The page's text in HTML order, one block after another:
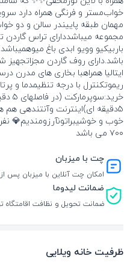
خواب‌مستر و فرنگی همراه دارد
مهمان طبقه پاییندر سالن و دو
باربیکیو وویو ابدی باغ
باشد.دارای روف گاردن مجزاتجهیز
ایتالیا همراهبا بخاری های مدرن
ریموتکنترل با درجه تنظیمدما و
۵دقیقه ای)اینترنت وآنتندهی هم
۷۰۰ می باشد
چت با میزبان
امکان چت آنلاین با میزبان پس
ضمانت لیدوما
ضمانت تحویل و نظافت اقامتگاه
ظرفیت خانه ویلایی